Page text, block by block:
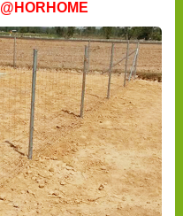
@HORHOME